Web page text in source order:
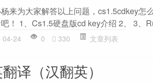
来为大家解答以上问题，cs1.5cdkey怎
！ 1、Cs1.5硬盘版cd key介绍 2、 3、
04-24 0 330 文章列表
译（汉翻英）